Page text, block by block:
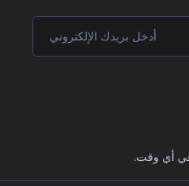
في أي وقت.